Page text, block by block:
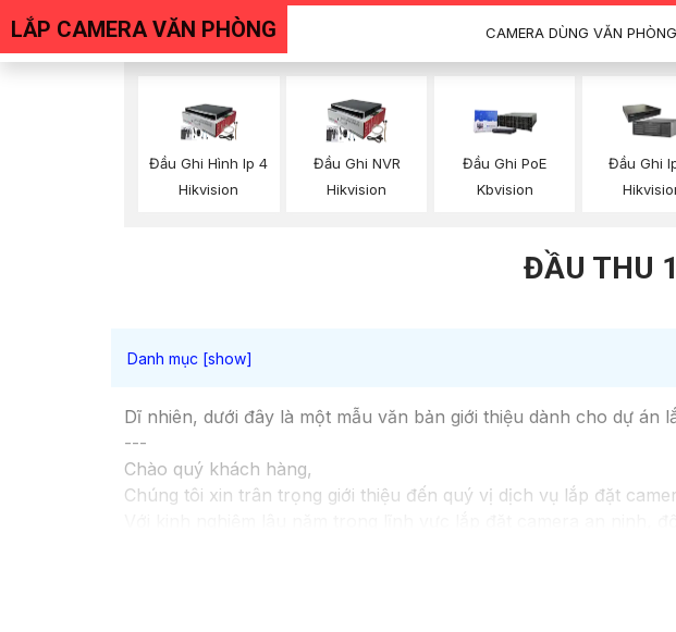
LẮP CAMERA VĂN PHÒNG CAMERA DÙNG VĂN PHÒNG
Đầu Ghi Hình Ip 4
Hikvision
Đầu Ghi NVR
Hikvision
Đầu Ghi PoE
Kbvision
Đầu Ghi
ĐẦU THU
Dĩ nhiên, dưới đây là một mẫu văn bản giới thiệu dành cho dự án
---
Chào quý khách hàng,
Chúng tôi xin trân trọng giới thiệu đến quý vị dịch vụ lắp đặt
Camera của Hikvision được biết đến là một trong những thương
chất lượng hình